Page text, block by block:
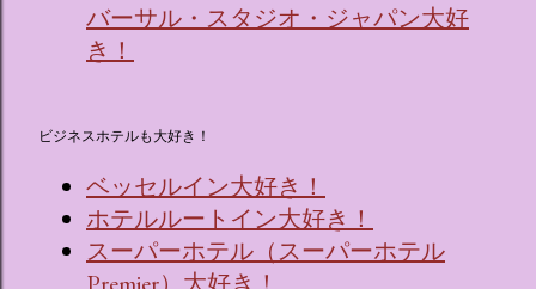
バーサル・スタジオ・ジャパン大好
き！
ビジネスホテルも大好き！
ベッセルイン大好き！
ホテルルートイン大好き！
スーパーホテル（スーパーホテル